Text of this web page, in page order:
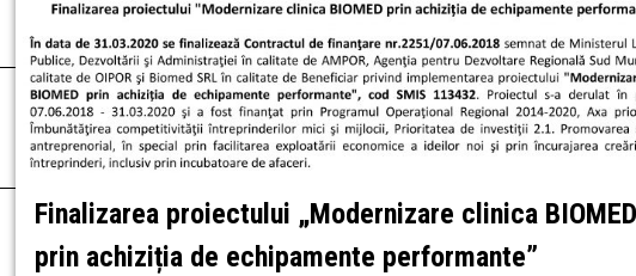
Finalizarea proiectului „Modernizare clinica BIOMED
prin achiziția de echipamente performante”